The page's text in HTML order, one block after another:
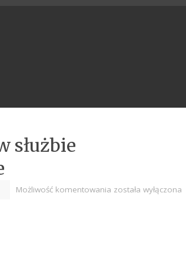
służbie
Możliwość komentowania została wyłączona